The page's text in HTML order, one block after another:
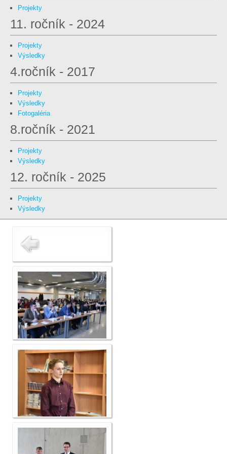
Projekty
11. ročník - 2024
Projekty
Výsledky
4.ročník - 2017
Projekty
Výsledky
Fotogaléria
8.ročník - 2021
Projekty
Výsledky
12. ročník - 2025
Projekty
Výsledky